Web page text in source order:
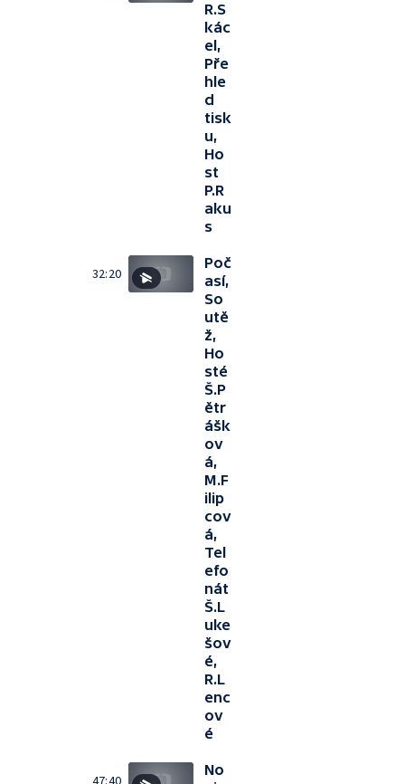
R.S
kác
el,
Pře
hle
d
tisk
u,
Ho
st
P.R
aku
s
32:20
Poč
así,
So
utě
ž,
Ho
sté
Š.P
ětr
ášk
ov
á,
M.F
ilip
cov
á,
Tel
efo
nát
Š.L
uke
šov
é,
R.L
enc
ov
é
47:40
No